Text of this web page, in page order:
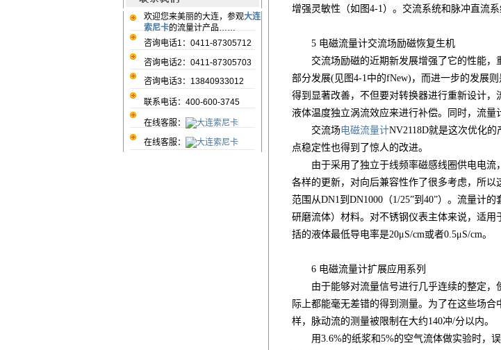
欢迎您来美丽的大连，参观大连
索尼卡的流量计产品……
咨询电话1：0411-87305712
咨询电话2：0411-87305703
咨询电话3：13840933012
联系电话：400-600-3745
在线客服：
在线客服：
增强灵敏性（如图4-1）。交流系统和脉冲直流
5 电磁流量计交流场励磁恢复生机
交流场励磁的近期新发展增强了它的性能，
部分发展(见图4-1中的fNew)，而进一步的发展
得到显著改善，不但要对转换器进行重新设计
液体温度独立涡流效应来进行补偿。同时，流量
交流场电磁流量计NV2118D就是这次优化
点稳定性也得到了惊人的改进。
由于采用了独立于线频率磁感线圈供电电流
各样的更新，对向后兼容性作了很多考虑，所
范围从DN1到DN1000（1/25”到40”）。流量计
研磨流体）材料。对不锈钢仪表主体来说，适
括的液体最低导电率是20μS/cm或者0.5μS/cm。
6 电磁流量计扩展应用系列
由于能够对流量信号进行几乎连续的整定，
际上都能毫无差错的得到测量。为了在这些场
样，脉动流的测量被限制在大约140冲/分以内。
用3.6%的纸浆和5%的空气流体做实验时，误